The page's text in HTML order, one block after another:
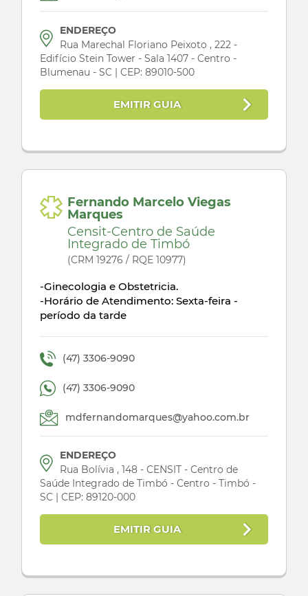
ENDEREÇO
Rua Marechal Floriano Peixoto , 222 -
Edifício Stein Tower - Sala 1407 - Centro -
Blumenau - SC | CEP: 89010-500
EMITIR GUIA
Fernando Marcelo Viegas
Marques
Censit-Centro de Saúde
Integrado de Timbó
(CRM 19276 / RQE 10977)
-Ginecologia e Obstetricia.
-Horário de Atendimento: Sexta-feira -
período da tarde
(47) 3306-9090
(47) 3306-9090
mdfernandomarques@yahoo.com.br
ENDEREÇO
Rua Bolívia , 148 - CENSIT - Centro de
Saúde Integrado de Timbó - Centro - Timbó -
SC | CEP: 89120-000
EMITIR GUIA